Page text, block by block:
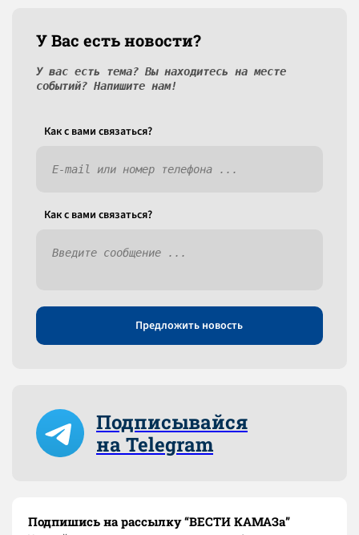
У Вас есть новости?
У вас есть тема? Вы находитесь на месте
событий? Напишите нам!
Как c вами связаться?
Как c вами связаться?
Предложить новость
Подписывайся
на Telegram
Подпишись на рассылку “ВЕСТИ КАМАЗа”